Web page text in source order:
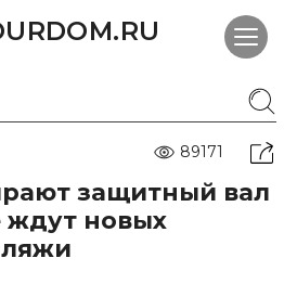
89171
защитный вал
ждут новых